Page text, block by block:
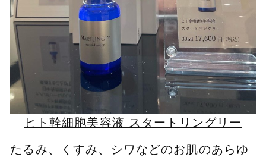
ヒト幹細胞美容液 スタートリングリー
たるみ、くすみ、シワなどのお肌のあらゆ